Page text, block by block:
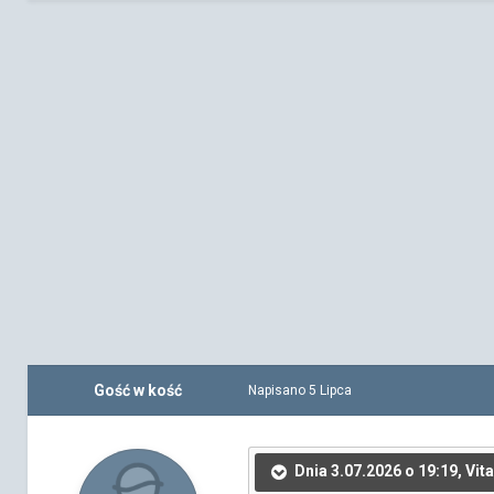
Gość w kość Napisano 5 Lipca
Dnia 3.07.2026 o 19:19,